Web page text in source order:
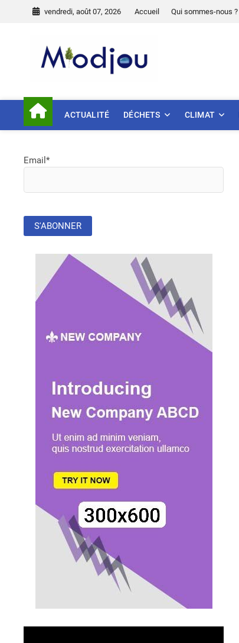
vendredi, août 07, 2026 Accueil Qui sommes-nous ?
ACTUALITÉ DÉCHETS CLIMAT
Email*